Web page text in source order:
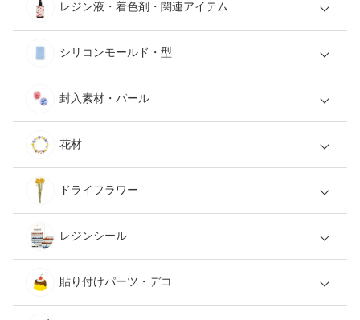
レジン液・着色剤・関連アイテム
シリコンモールド・型
封入素材・パール
花材
ドライフラワー
レジンシール
貼り付けパーツ・デコ